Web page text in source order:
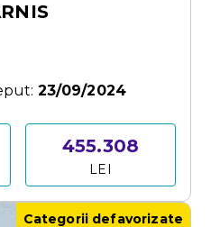
23/09/2024
455.308
LEI
Categorii defavorizate